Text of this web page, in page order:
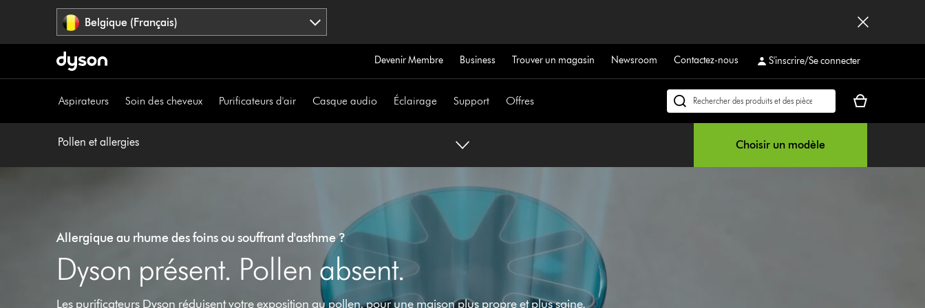
Belgique (Français)
Devenir Membre Business Trouver un magasin Newsroom Contactez-nous S'inscrire/Se connecter
Aspirateurs Soin des cheveux Purificateurs d'air Casque audio Éclairage Support Offres
Rechercher
Votre
Pollen et allergies Choisir un modèle
Allergique au rhume des foins ou souffrant d'asthme ?
Dyson présent. Pollen absent.
Les purificateurs Dyson réduisent votre exposition au pollen, pour une maison plus propre et plus saine.